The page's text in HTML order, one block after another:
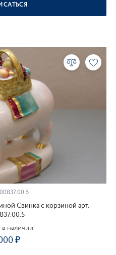
Свинка с корзиной арт.